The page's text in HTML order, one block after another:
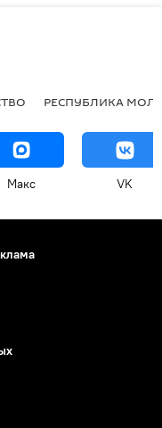
РЕСПУБЛИКА
Макс VK